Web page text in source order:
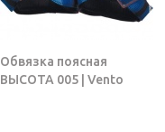
Обвязка поясная
ВЫСОТА 005 | Vento